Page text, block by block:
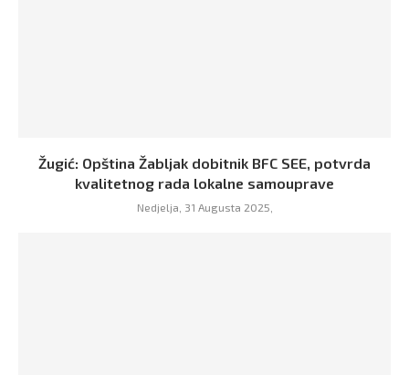
Žugić: Opština Žabljak dobitnik BFC SEE, potvrda
kvalitetnog rada lokalne samouprave
Nedjelja, 31 Augusta 2025,